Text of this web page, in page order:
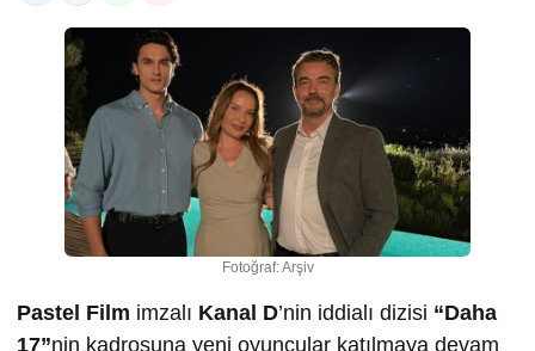
Fotoğraf: Arşiv
Pastel Film imzalı Kanal D’nin iddialı dizisi “Daha
17”nin kadrosuna yeni oyuncular katılmaya devam